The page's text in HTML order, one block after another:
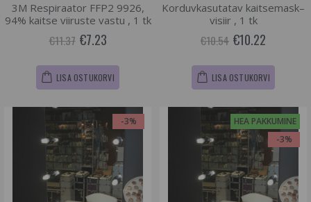
3M Respiraator FFP2 9926,
94% kaitse viiruste vastu , 1 tk
€11.37 €7.23
LISA OSTUKORVI
Korduvkasutatav kaitsemask–
visiir , 1 tk
€10.54 €10.22
LISA OSTUKORVI
-3%
HEA PAKKUMINE
-3%